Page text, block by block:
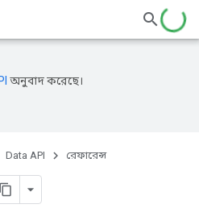
অনুবাদ করেছে।
Data API রেফারেন্স